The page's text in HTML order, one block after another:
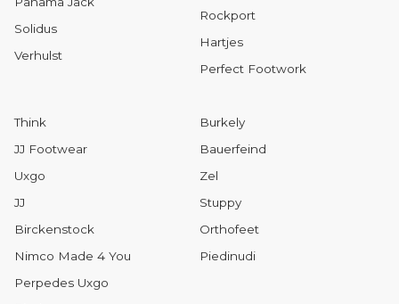
Solidus
Verhulst
Rockport
Hartjes
Perfect Footwork
Think
JJ Footwear
Uxgo
JJ
Birckenstock
Nimco Made 4 You
Perpedes Uxgo
Burkely
Bauerfeind
Zel
Stuppy
Orthofeet
Piedinudi